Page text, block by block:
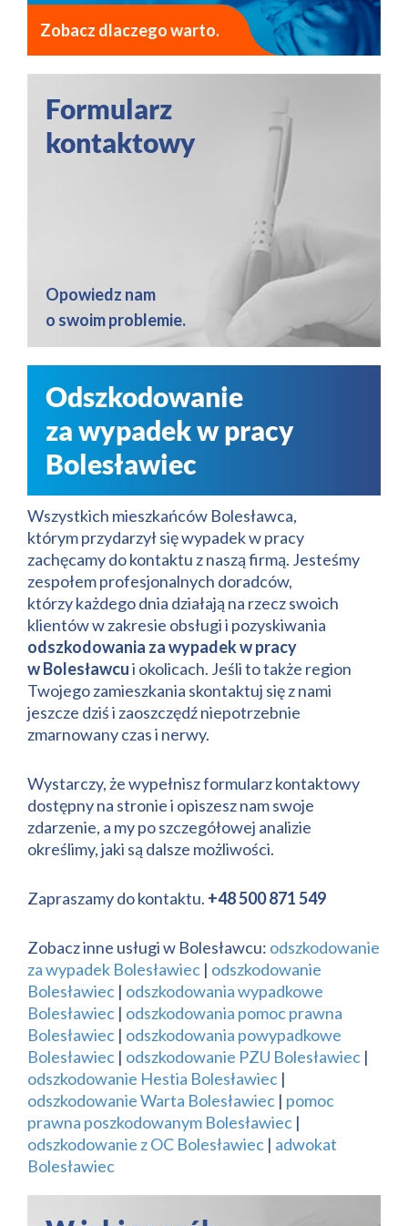
Zobacz dlaczego warto.
Formularz
kontaktowy
Opowiedz nam
o swoim problemie.
Odszkodowanie
za wypadek w pracy
Bolesławiec
Wszystkich mieszkańców Bolesławca,
którym przydarzył się wypadek w pracy
zachęcamy do kontaktu z naszą firmą. Jesteśmy
zespołem profesjonalnych doradców,
którzy każdego dnia działają na rzecz swoich
klientów w zakresie obsługi i pozyskiwania
odszkodowania za wypadek w pracy
w Bolesławcui okolicach. Jeśli to także region
Twojego zamieszkania skontaktuj się z nami
jeszcze dziś i zaoszczędź niepotrzebnie
zmarnowany czas i nerwy.
Wystarczy, że wypełnisz formularz kontaktowy
dostępny na stronie i opiszesz nam swoje
zdarzenie, a my po szczegółowej analizie
określimy, jaki są dalsze możliwości.
Zapraszamy do kontaktu. +48 500 871 549
Zobacz inne usługi w Bolesławcu: odszkodowanie
za wypadek Bolesławiec | odszkodowanie
Bolesławiec | odszkodowania wypadkowe
Bolesławiec | odszkodowania pomoc prawna
Bolesławiec | odszkodowania powypadkowe
Bolesławiec | odszkodowanie PZU Bolesławiec |
odszkodowanie Hestia Bolesławiec |
odszkodowanie Warta Bolesławiec | pomoc
prawna poszkodowanym Bolesławiec |
odszkodowanie z OC Bolesławiec | adwokat
Bolesławiec